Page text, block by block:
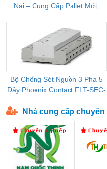
Nai – Cung Cấp Pallet Mới,
Bộ Chống Sét Nguồn 3 Pha 5
Dây Phoenix Contact FLT-SEC-
Nhà cung cấp chuyên